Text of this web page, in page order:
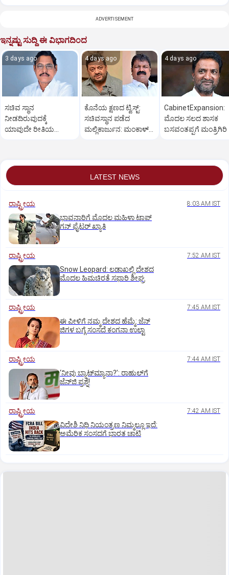
ADVERTISEMENT
ಇನ್ನಷ್ಟು ಸುದ್ದಿ ಈ ವಿಭಾಗದಿಂದ
3 days ago
ಸಚಿವ ಸ್ಥಾನ
ನೀಡದಿರುವುದಕ್ಕೆ
ಯಾವುದೇ ರೀತಿಯ
4 days ago
ಕೊನೆಯ ಕ್ಷಣದ ಟ್ವಿಸ್ಟ್:
ಸಚಿವಸ್ಥಾನ ಪಡೆದ
ಮಲ್ಲಿಕಾರ್ಜುನ: ಮಂಕಾಳ್‌
4 days ago
CabinetExpansion:
ಮೊದಲ ಸಲದ ಶಾಸಕ
ಬಸವಂತಪ್ಪಗೆ ಮಂತ್ರಿಗಿರಿ
LATEST NEWS
ರಾಷ್ಟ್ರೀಯ 8:03 AM IST
ಭಾವನಾರಿಗೆ ಮೊದಲ ಮಹಿಳಾ ಟಾಪ್‌
ಗನ್‌ ಫೈಟರ್‌ ಖ್ಯಾತಿ
ರಾಷ್ಟ್ರೀಯ 7:52 AM IST
Snow Leopard: ಲಡಾಖಲ್ಲಿ ದೇಶದ
ಮೊದಲ ಹಿಮಚಿರತೆ ಸಫಾರಿ ಶೀಘ್ರ
ರಾಷ್ಟ್ರೀಯ 7:45 AM IST
ಈ ಪೀಳಿಗೆ ನಮ್ಮ ದೇಶದ ಹೆಮ್ಮೆ: ಜೆನ್‌
ಜಿಗಳ ಬಗ್ಗೆ ಸಂಸದೆ ಕಂಗನಾ ಉಲ್ಟಾ
ರಾಷ್ಟ್ರೀಯ 7:44 AM IST
‘ನೀವು ಬ್ಯಾಟ್‌ಮ್ಯಾನಾ?’: ರಾಹುಲ್‌ಗೆ
ಜೆನ್‌ಜಿ ಪ್ರಶ್ನೆ!
ರಾಷ್ಟ್ರೀಯ 7:42 AM IST
ವಿದೇಶಿ ನಿಧಿ ನಿಯಂತ್ರಣ ನಿಮ್ಮಲ್ಲೂ ಇದೆ:
ಅಮೆರಿಕ ಸಂಸದಗೆ ಭಾರತ ಚಾಟಿ